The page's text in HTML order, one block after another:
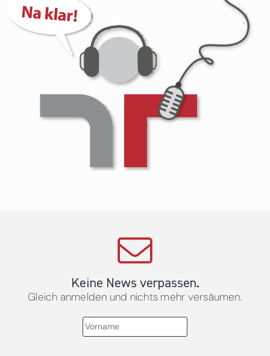
Keine News verpassen.
Gleich anmelden und nichts mehr versäumen.